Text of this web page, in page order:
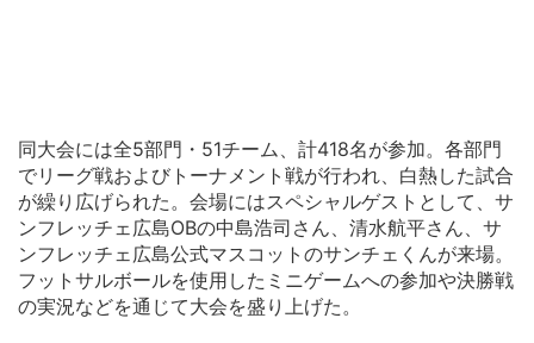
同大会には全5部門・51チーム、計418名が参加。各部門
でリーグ戦およびトーナメント戦が行われ、白熱した試合
が繰り広げられた。会場にはスペシャルゲストとして、サ
ンフレッチェ広島OBの中島浩司さん、清水航平さん、サ
ンフレッチェ広島公式マスコットのサンチェくんが来場。
フットサルボールを使用したミニゲームへの参加や決勝戦
の実況などを通じて大会を盛り上げた。